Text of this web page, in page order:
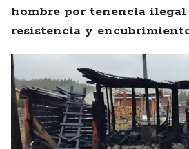
hombre por tenencia ilegal
resistencia y